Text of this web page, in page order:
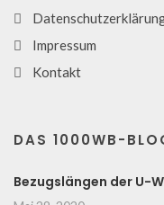
Impressum
Kontakt
DAS 1000WB-
Bezugslängen der U-